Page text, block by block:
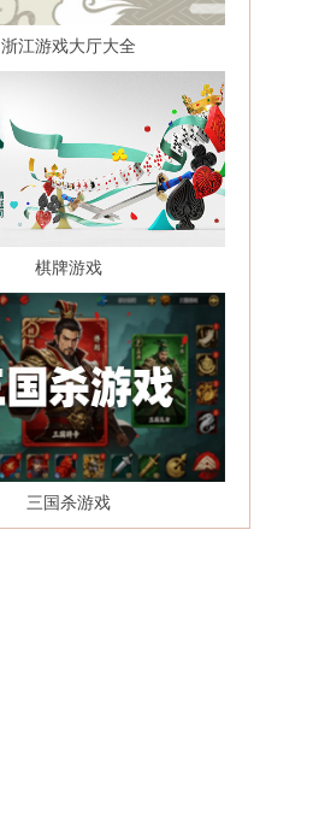
浙江游戏大厅大全
棋牌游戏
三国杀游戏